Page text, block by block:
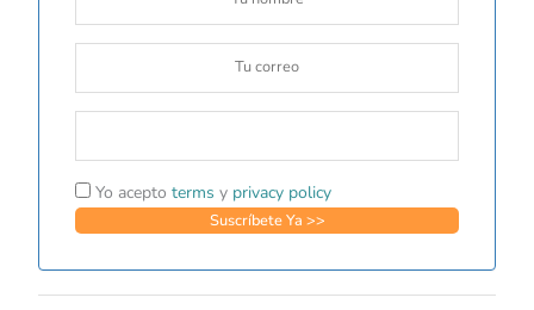
Yo acepto terms y privacy policy